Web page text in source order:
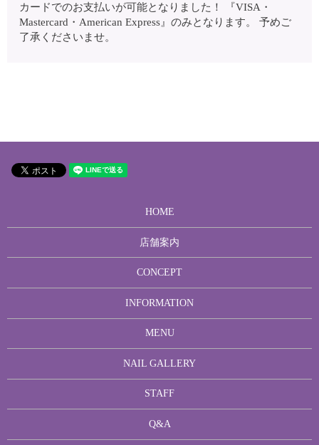
カードでのお支払いが可能となりました！ 『VISA・
Mastercard・American Express』のみとなります。 予めご
了承くださいませ。
HOME
店舗案内
CONCEPT
INFORMATION
MENU
NAIL GALLERY
STAFF
Q&A